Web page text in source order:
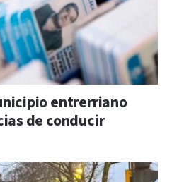
entrerriano
de conducir